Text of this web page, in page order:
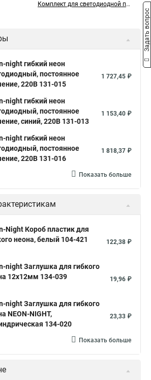
Комплект для светодиодной подсветки
night гибкий неон
постоянное
220В 131-015
1 727,45 ₽
night гибкий неон
постоянное
синий, 220В 131-013
1 153,40 ₽
night гибкий неон
постоянное
220В 131-016
1 818,37 ₽
Показать больше
Night Короб пластик для
неона, белый 104-421
122,38 ₽
night Заглушка для гибкого
12х12мм 134-039
19,96 ₽
night Заглушка для гибкого
NEON-NIGHT,
134-020
23,33 ₽
Показать больше
Задать вопрос